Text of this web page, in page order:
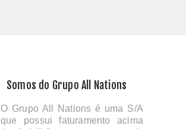
Somos do Grupo All Nations
O Grupo All Nations é uma S/A
que possui faturamento acima